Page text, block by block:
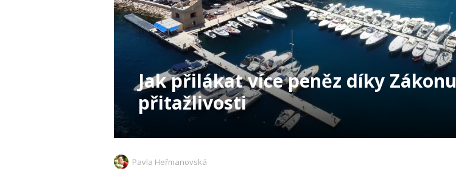
Jak přilákat více peněz díky Zákonu
přitažlivosti
Pavla Heřmanovská